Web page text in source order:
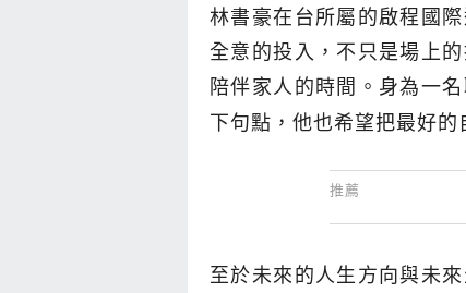
林書豪在台所屬的啟程國
全意的投入，不只是場上
陪伴家人的時間。身為一
下句點，他也希望把最好的
至於未來的人生方向與未